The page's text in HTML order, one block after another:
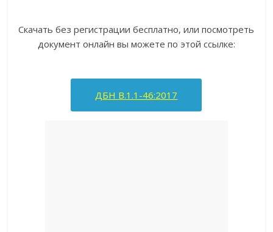
Скачать без регистрации бесплатно, или посмотреть
документ онлайн вы можете по этой ссылке:
ДБН В.1.1-46:2017